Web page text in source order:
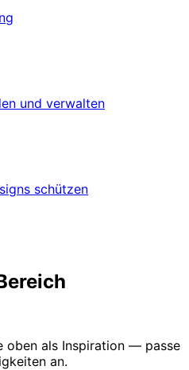
und verwalten
schützen
oben als Inspiration — passe
an.